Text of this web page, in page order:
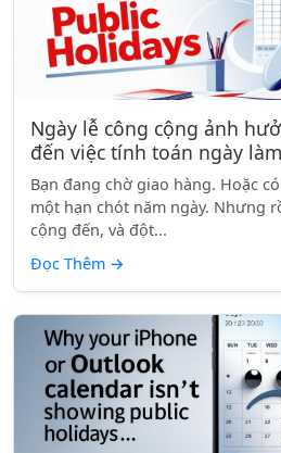
Ngày lễ công cộng ảnh
đến việc tính toán ngày
Bạn đang chờ giao hàng. Hoặc
một hạn chót năm ngày. Nhưng
cộng đến, và đột...
Đọc Thêm →